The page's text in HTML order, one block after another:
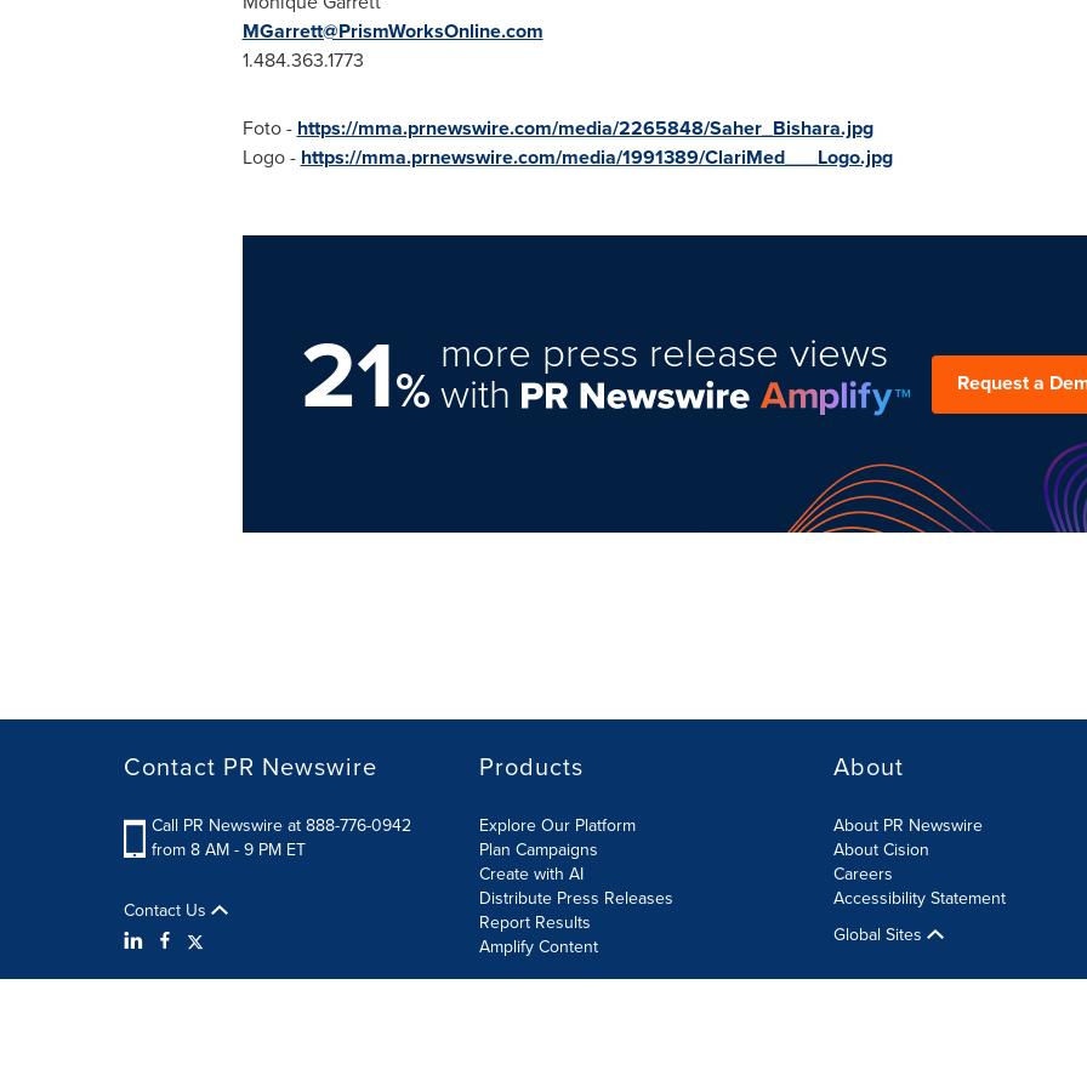
MGarrett@PrismWorksOnline.com
1.484.363.1773
Foto - https://mma.prnewswire.com/media/2265848/Saher_Bishara.jpg
Logo - https://mma.prnewswire.com/media/1991389/ClariMed___Logo.jpg
21%
more press release views
with Request a
Contact PR Newswire
Call PR Newswire at 888-776-0942
from 8 AM - 9 PM ET
Contact Us
Products
Explore Our Platform
Plan Campaigns
Create with AI
Distribute Press Releases
Report Results
Amplify Content
About
About PR Newswire
About Cision
Careers
Accessibility Statement
Global Sites